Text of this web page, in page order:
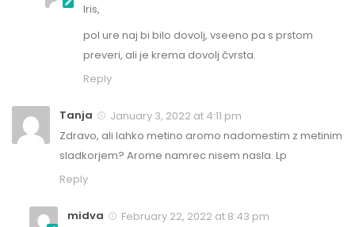
Iris,
pol ure naj bi bilo dovolj, vseeno pa s prstom
preveri, ali je krema dovolj čvrsta.
Reply
Tanja
January 3, 2022 at 4:11 pm
Zdravo, ali lahko metino aromo nadomestim z metinim
sladkorjem? Arome namrec nisem nasla. Lp
Reply
midva
February 22, 2022 at 8:43 pm